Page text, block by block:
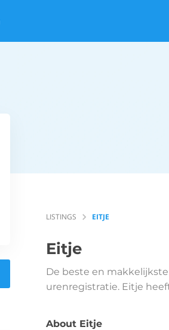
LISTINGS EITJE
Eitje
De beste en
urenregistratie. Eitje
About Eitje